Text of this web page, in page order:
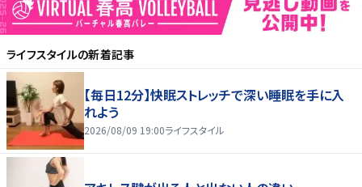
ライフスタイルの新着記事
【毎日12分】快眠ストレッチで深い睡眠を手に入
れよう
2026/08/09 19:00ライフスタイル